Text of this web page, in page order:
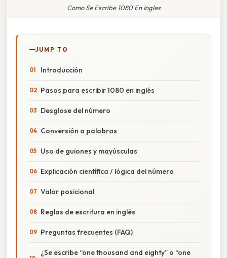
Como Se Escribe 1080 En Ingles
JUMP TO
Introducción
Pasos para escribir 1080 en inglés
Desglose del número
Conversión a palabras
Uso de guiones y mayúsculas
Explicación científica / lógica del número
Valor posicional
Reglas de escritura en inglés
Preguntas frecuentes (FAQ)
¿Se escribe “one thousand and eighty” o “one